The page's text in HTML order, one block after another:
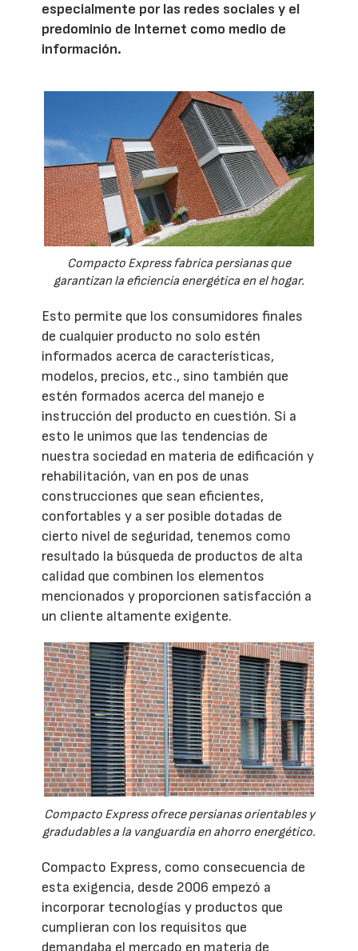
especialmente por las redes sociales y el
predominio de Internet como medio de
información.
Compacto Express fabrica persianas que
garantizan la eficiencia energética en el hogar.
Esto permite que los consumidores finales
de cualquier producto no solo estén
informados acerca de características,
modelos, precios, etc., sino también que
estén formados acerca del manejo e
instrucción del producto en cuestión. Si a
esto le unimos que las tendencias de
nuestra sociedad en materia de edificación y
rehabilitación, van en pos de unas
construcciones que sean eficientes,
confortables y a ser posible dotadas de
cierto nivel de seguridad, tenemos como
resultado la búsqueda de productos de alta
calidad que combinen los elementos
mencionados y proporcionen satisfacción a
un cliente altamente exigente.
Compacto Express ofrece persianas orientables y
gradudables a la vanguardia en ahorro energético.
Compacto Express, como consecuencia de
esta exigencia, desde 2006 empezó a
incorporar tecnologías y productos que
cumplieran con los requisitos que
demandaba el mercado en materia de